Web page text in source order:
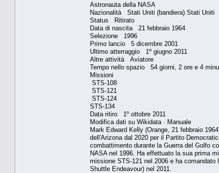
Astronauta della NASA
Nazionalità Stati Uniti (bandiera) Stati Uniti
Status Ritirato
Data di nascita 21 febbraio 1964
Selezione 1996
Primo lancio 5 dicembre 2001
Ultimo atterraggio 1º giugno 2011
Altre attività Aviatore
Tempo nello spazio 54 giorni, 2 ore e 4
Missioni
STS-108
STS-121
STS-124
STS-134
Data ritiro 1º ottobre 2011
Modifica dati su Wikidata · Manuale
Mark Edward Kelly (Orange, 21 febbraio
dell'Arizona dal 2020 per il Partito
combattimento durante la Guerra del Golfo
NASA nel 1996. Ha effettuato la sua prima
missione STS-121 nel 2006 e ha
Shuttle Endeavour) nel 2011.